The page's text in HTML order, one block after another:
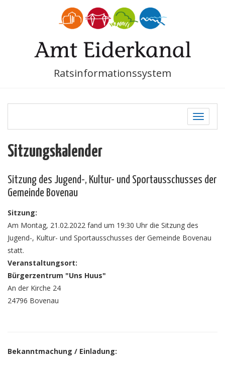
Ratsinformationssystem
Toggle
Sitzungskalender
Sitzung des Jugend-, Kultur- und Sportausschusses der
Gemeinde Bovenau
Sitzung:
Am Montag, 21.02.2022 fand um 19:30 Uhr die Sitzung des
Jugend-, Kultur- und Sportausschusses der Gemeinde Bovenau
statt.
Veranstaltungsort:
Bürgerzentrum "Uns Huus"
An der Kirche 24
24796 Bovenau
Bekanntmachung / Einladung: